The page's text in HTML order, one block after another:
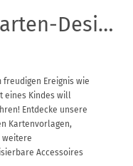
Baby-Orakel/Tippkarten-Designvorlagen für Anlässe
freudigen Ereignis wie
eines Kindes will
Entdecke unsere
Kartenvorlagen,
weitere
Accessoires